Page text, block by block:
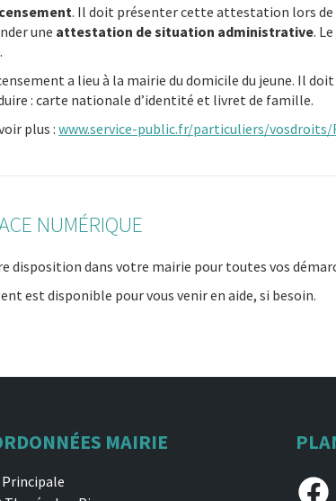
. Il doit présenter cette attestation lors de
une attestation de situation administrative.
a lieu à la mairie du domicile du jeune. Il
: carte nationale d’identité et livret de famille.
plus :www.service-public.fr/particuliers/vosdroits/
NUMÉRIQUE
disposition dans votre mairie pour toutes vos
est disponible pour vous venir en aide, si besoin.
MAIRIE
Principale
Facebook